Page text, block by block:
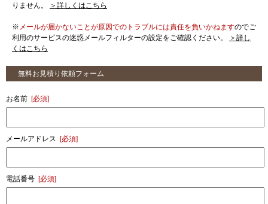
りません。
＞詳しくはこちら
※ メールが届かないことが原因でのトラブルには責任を負いかねますのでご
利用のサービスの迷惑メールフィルターの設定をご確認ください。
＞詳し
くはこちら
無料お見積り依頼フォーム
お名前 [必須]
メールアドレス [必須]
電話番号 [必須]